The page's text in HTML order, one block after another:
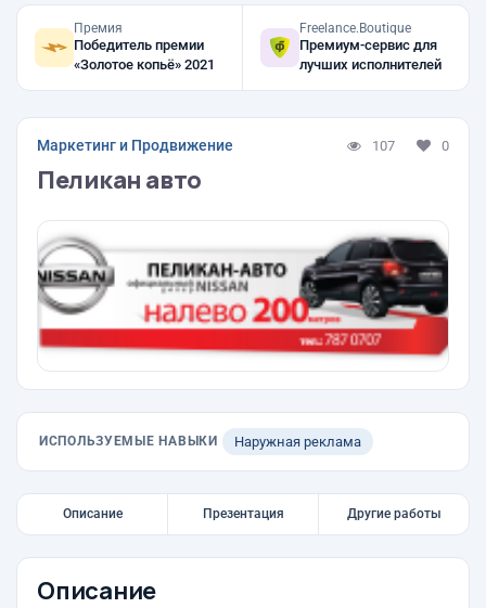
Премия
Победитель премии
«Золотое копьё» 2021
Freelance.Boutique
Премиум-сервис для
лучших исполнителей
Маркетинг и Продвижение 107 0
Пеликан авто
ИСПОЛЬЗУЕМЫЕ НАВЫКИ Наружная реклама
Описание Презентация Другие работы
Описание